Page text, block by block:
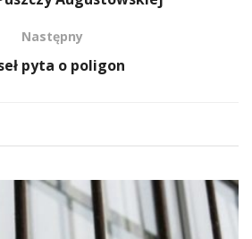
Następny
pyta o poligon